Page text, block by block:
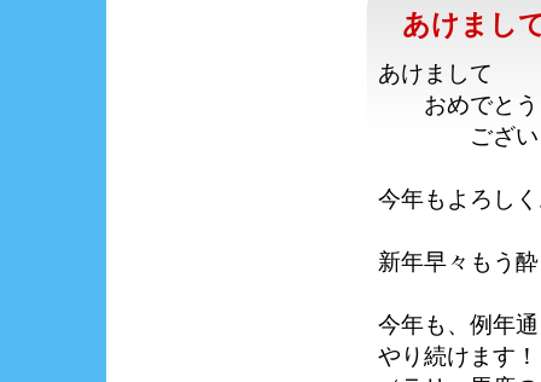
あけまし
あけまして
おめでとう
ございま
今年もよろし
新年早々もう
今年も、例年
やり続けます